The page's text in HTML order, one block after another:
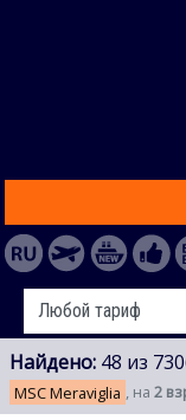
Найдено: 48 из
MSC Meraviglia , на 2